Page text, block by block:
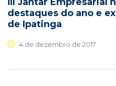
destaques do ano e
de Ipatinga
4 de dezembro de 2017